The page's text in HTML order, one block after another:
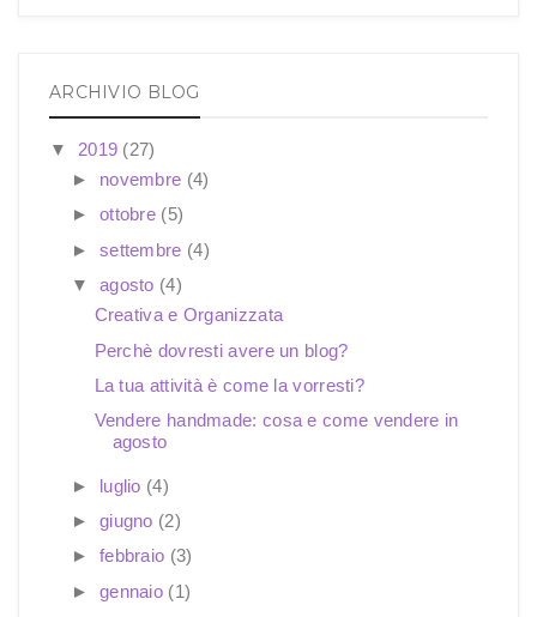
ARCHIVIO BLOG
▼ 2019 (27)
► novembre (4)
► ottobre (5)
► settembre (4)
▼ agosto (4)
Creativa e Organizzata
Perchè dovresti avere un blog?
La tua attività è come la vorresti?
Vendere handmade: cosa e come vendere in
agosto
► luglio (4)
► giugno (2)
► febbraio (3)
► gennaio (1)